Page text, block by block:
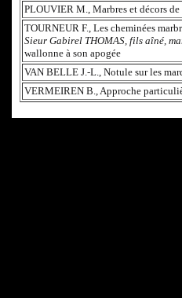
PLOUVIER M., Marbres et décors
TOURNEUR F., Les cheminées
Sieur Gabirel THOMAS, fils aîné,
wallonne à son apogée
VAN BELLE J.-L., Notule sur les
VERMEIREN B., Approche